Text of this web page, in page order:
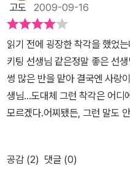
고도 2009-09-16
읽기 전에 굉장한 착각을 했었
키팅 선생님 같은정말 좋은 선
썽 많은 반을 맡아 결국엔 사랑
생님...도대체 그런 착각은 어디
모르겠다.어찌됐든, 그런 말도
음조차 들지 않았는데,음... 헌
살짝 기울기도 하잖아요.아, 그
공감 (2) 댓글 (0)